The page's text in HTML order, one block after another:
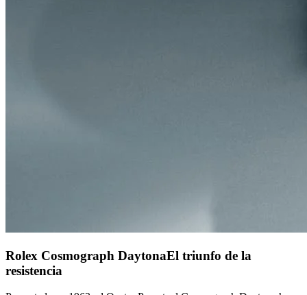
Rolex Cosmograph DaytonaEl triunfo de la
resistencia